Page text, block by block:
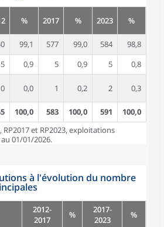
% 2017 % 2023 %
99,1 577 99,0 584
98,8
5 0,9 5 0,9 5
0,8
0 0,0 1 0,2 2 0,3
100,0 583 100,0 591
100,0
RP2017 et RP2023, exploitations
01/01/2026.
à l'évolution du nombre
2012-
2017
%
2017-
2023
%